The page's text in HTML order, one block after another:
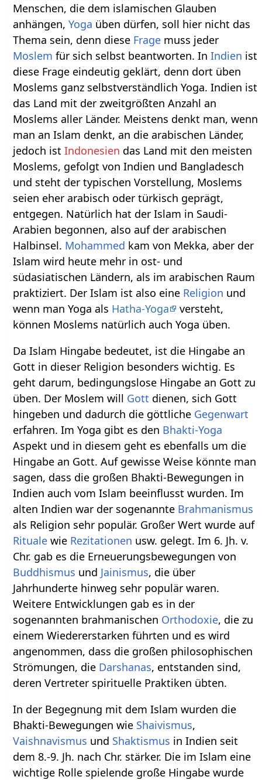
Menschen, die dem islamischen Glauben
anhängen,Yoga üben dürfen, soll hier nicht das
Thema sein, denn diese Frage muss jeder
Moslem für sich selbst beantworten. InIndien ist
diese Frage eindeutig geklärt, denn dort üben
Moslems ganz selbstverständlich Yoga. Indien ist
das Land mit der zweitgrößten Anzahl an
Moslems aller Länder. Meistens denkt man, wenn
man an Islam denkt, an die arabischen Länder,
jedoch istIndonesien das Land mit den meisten
Moslems, gefolgt von Indien und Bangladesch
und steht der typischen Vorstellung, Moslems
seien eher arabisch oder türkisch geprägt,
entgegen. Natürlich hat der Islam in Saudi-
Arabien begonnen, also auf der arabischen
Halbinsel. Mohammed kam von Mekka, aber der
Islam wird heute mehr in ost- und
südasiatischen Ländern, als im arabischen Raum
praktiziert. Der Islam ist also eine Religion und
wenn man Yoga als Hatha-Yoga
versteht,
können Moslems natürlich auch Yoga üben.
Da Islam Hingabe bedeutet, ist die Hingabe an
Gott in dieser Religion besonders wichtig. Es
geht darum, bedingungslose Hingabe an Gott zu
üben. Der Moslem will Gott dienen, sich Gott
hingeben und dadurch die göttliche Gegenwart
erfahren. Im Yoga gibt es den Bhakti-Yoga
Aspekt und in diesem geht es ebenfalls um die
Hingabe an Gott. Auf gewisse Weise könnte man
sagen, dass die großen Bhakti-Bewegungen in
Indien auch vom Islam beeinflusst wurden. Im
alten Indien war der sogenannte Brahmanismus
als Religion sehr populär. Großer Wert wurde auf
Rituale wie Rezitationen usw. gelegt. Im 6. Jh. v.
Chr. gab es die Erneuerungsbewegungen von
Buddhismus und Jainismus, die über
Jahrhunderte hinweg sehr populär waren.
Weitere Entwicklungen gab es in der
sogenannten brahmanischen Orthodoxie, die zu
einem Wiedererstarken führten und es wird
angenommen, dass die großen philosophischen
Strömungen, die Darshanas, entstanden sind,
deren Vertreter spirituelle Praktiken übten.
In der Begegnung mit dem Islam wurden die
Bhakti-Bewegungen wie Shaivismus,
Vaishnavismus und Shaktismus in Indien seit
dem 8.-9. Jh. nach Chr. stärker. Die im Islam eine
wichtige Rolle spielende große Hingabe wurde